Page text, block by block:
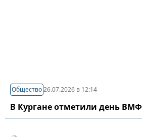
Общество26.07.2026 в 12:14
В Кургане отметили день ВМФ